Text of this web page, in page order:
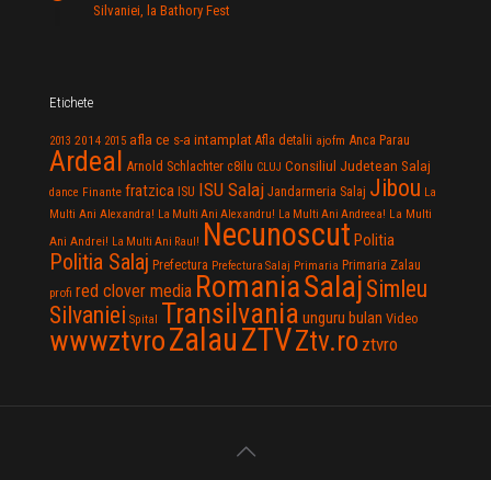
Silvaniei, la Bathory Fest
Etichete
2013 2014 2015 afla ce s-a intamplat Afla detalii ajofm Anca Parau
Ardeal Arnold Schlachter c8ilu CLUJ Consiliul Judetean Salaj
dance Finante fratzica ISU ISU Salaj Jandarmeria Salaj Jibou La
Multi Ani Alexandra! La Multi Ani Alexandru! La Multi Ani Andreea! La Multi
Ani Andrei! La Multi Ani Raul! Necunoscut Politia
Politia Salaj Prefectura Prefectura Salaj Primaria Primaria Zalau
profi red clover media RomaniaSalaj Simleu
Silvaniei Spital Transilvania unguru bulan Video
wwwztvroZalauZTVZtv.ro ztvro